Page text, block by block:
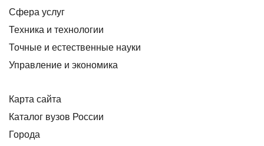
Сфера услуг
Техника и технологии
Точные и естественные науки
Управление и экономика
Карта сайта
Каталог вузов России
Города